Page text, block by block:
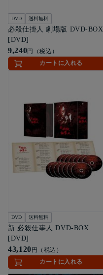
DVD 送料無料
必殺仕掛人 劇場版 DVD-BOX
[DVD]
9,240円（税込）
カートに入れる
DVD 送料無料
新 必殺仕事人 DVD-BOX
[DVD]
43,120円（税込）
カートに入れる